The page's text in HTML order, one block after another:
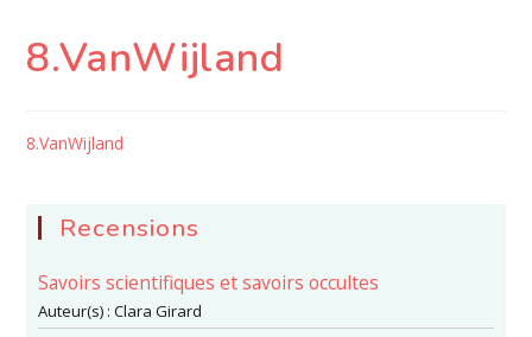
8.VanWijland
8.VanWijland
Recensions
Savoirs scientifiques et savoirs occultes
Auteur(s) :Clara Girard